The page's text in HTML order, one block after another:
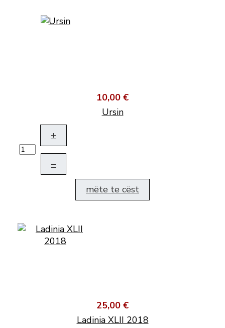
10,00 €
Ursin
+
–
mëte te cëst
25,00 €
Ladinia XLII 2018